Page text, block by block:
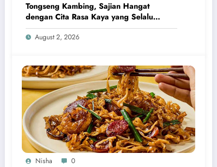
Tongseng Kambing, Sajian Hangat
dengan Cita Rasa Kaya yang Selalu
Menggugah Selera
August 2, 2026
Nisha 0